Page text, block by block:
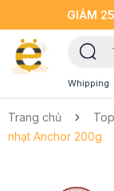
GIẢM
Whipping
Trang chủ
nhạt Anchor 200g